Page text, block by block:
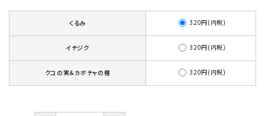
くるみ 320円(内税)
イチジク 320円(内税)
クコの実＆カボチャの種 320円(内税)